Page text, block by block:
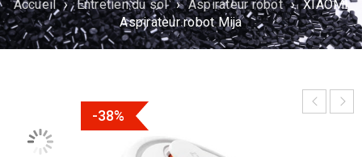
Accueil › Entretien du sol › Aspirateur robot › XIAOMI
Aspirateur robot Mija
-38%